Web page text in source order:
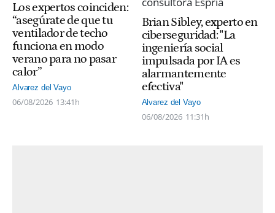
Los expertos coinciden:
“asegúrate de que tu
ventilador de techo
funciona en modo
verano para no pasar
calor”
Alvarez del Vayo
06/08/2026 13:41h
Brian Sibley, experto en
ciberseguridad: "La
ingeniería social
impulsada por IA es
alarmantemente
efectiva"
Alvarez del Vayo
06/08/2026 11:31h